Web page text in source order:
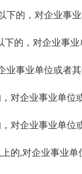
的，对企业事业
的，对企业事业
事业单位或者其
企业事业单位或
企业事业单位或
,对企业事业单